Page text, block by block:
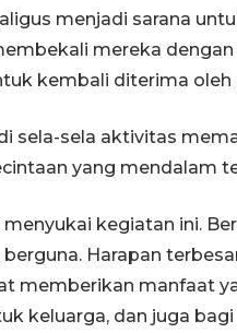
menjadi sarana
mereka
kembali diterima oleh
sela-sela aktivitas
yang mendalam
kegiatan ini.
Harapan
memberikan manfaat
keluarga, dan juga